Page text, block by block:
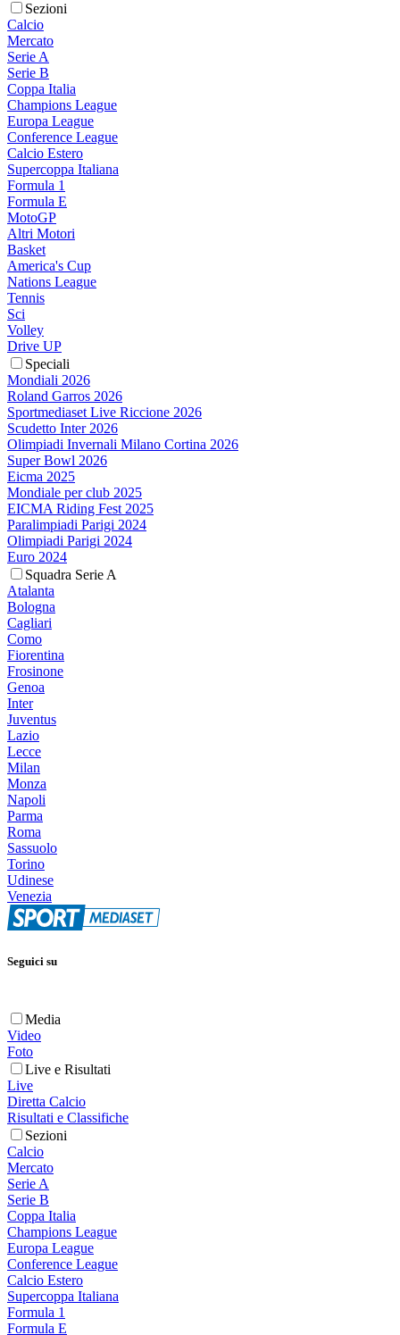
Sezioni
Calcio
Mercato
Serie A
Serie B
Coppa Italia
Champions League
Europa League
Conference League
Calcio Estero
Supercoppa Italiana
Formula 1
Formula E
MotoGP
Altri Motori
Basket
America's Cup
Nations League
Tennis
Sci
Volley
Drive UP
Speciali
Mondiali 2026
Roland Garros 2026
Sportmediaset Live Riccione 2026
Scudetto Inter 2026
Olimpiadi Invernali Milano Cortina 2026
Super Bowl 2026
Eicma 2025
Mondiale per club 2025
EICMA Riding Fest 2025
Paralimpiadi Parigi 2024
Olimpiadi Parigi 2024
Euro 2024
Squadra Serie A
Atalanta
Bologna
Cagliari
Como
Fiorentina
Frosinone
Genoa
Inter
Juventus
Lazio
Lecce
Milan
Monza
Napoli
Parma
Roma
Sassuolo
Torino
Udinese
Venezia
Seguici su
Media
Video
Foto
Live e Risultati
Live
Diretta Calcio
Risultati e Classifiche
Sezioni
Calcio
Mercato
Serie A
Serie B
Coppa Italia
Champions League
Europa League
Conference League
Calcio Estero
Supercoppa Italiana
Formula 1
Formula E